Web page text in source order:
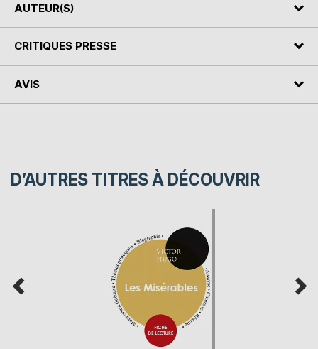
AUTEUR(S)
CRITIQUES PRESSE
AVIS
D’AUTRES TITRES À DÉCOUVRIR